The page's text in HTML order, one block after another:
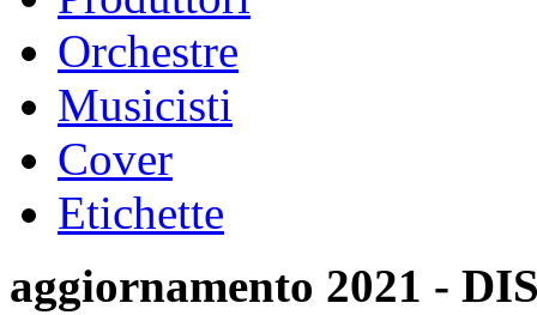
Orchestre
Musicisti
Cover
Etichette
aggiornamento 2021 -